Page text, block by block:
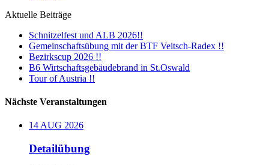
Aktuelle Beiträge
Schnitzelfest und ALB 2026!!
Gemeinschaftsübung mit der BTF Veitsch-Radex !!
Bezirkscup 2026 !!
B6 Wirtschaftsgebäudebrand in St.Oswald
Tour of Austria !!
Nächste Veranstaltungen
14AUG 2026
Detailübung